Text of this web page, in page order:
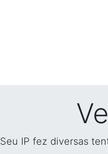
Seu IP fez diversas